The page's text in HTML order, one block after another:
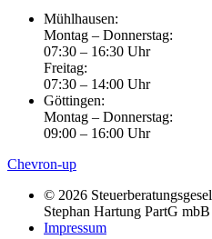
Mühlhausen:
Montag – Donnerstag:
07:30 – 16:30 Uhr
Freitag:
07:30 – 14:00 Uhr
Göttingen:
Montag – Donnerstag:
09:00 – 16:00 Uhr
Chevron-up
© 2026
Stephan Hartung PartG mbB
Impressum